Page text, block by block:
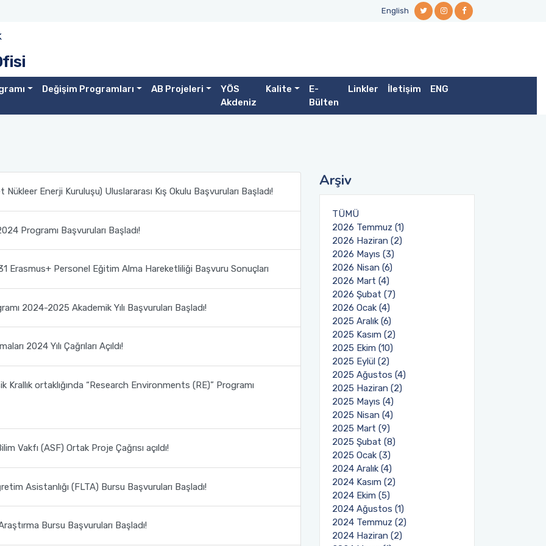
English
Değişim Programları AB Projeleri
YÖS
Akdeniz
Kalite
E-
Bülten
Linkler İletişim ENG
Enerji Kuruluşu) Uluslararası Kış Okulu Başvuruları Başladı!
Programı Başvuruları Başladı!
Erasmus+ Personel Eğitim Alma Hareketliliği Başvuru Sonuçları
2024-2025 Akademik Yılı Başvuruları Başladı!
2024 Yılı Çağrıları Açıldı!
Krallık ortaklığında “Research Environments (RE)” Programı
Vakfı (ASF) Ortak Proje Çağrısı açıldı!
Asistanlığı (FLTA) Bursu Başvuruları Başladı!
Bursu Başvuruları Başladı!
Arşiv
TÜMÜ
2026 Temmuz (1)
2026 Haziran (2)
2026 Mayıs (3)
2026 Nisan (6)
2026 Mart (4)
2026 Şubat (7)
2026 Ocak (4)
2025 Aralık (6)
2025 Kasım (2)
2025 Ekim (10)
2025 Eylül (2)
2025 Ağustos (4)
2025 Haziran (2)
2025 Mayıs (4)
2025 Nisan (4)
2025 Mart (9)
2025 Şubat (8)
2025 Ocak (3)
2024 Aralık (4)
2024 Kasım (2)
2024 Ekim (5)
2024 Ağustos (1)
2024 Temmuz (2)
2024 Haziran (2)